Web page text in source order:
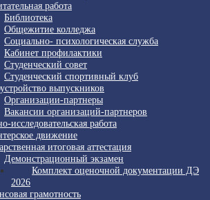
работа
Библиотека
Общежитие колледжа
Социально- психологическая служба
Кабинет профилактики
Студенческий совет
Студенческий спортивный клуб
выпускников
Организации-партнеры
Вакансии организаций-партнеров
исследовательская работа
движение
итоговая аттестация
Демонстрационный экзамен
Комплект оценочной документации ДЭ
2026
грамотность